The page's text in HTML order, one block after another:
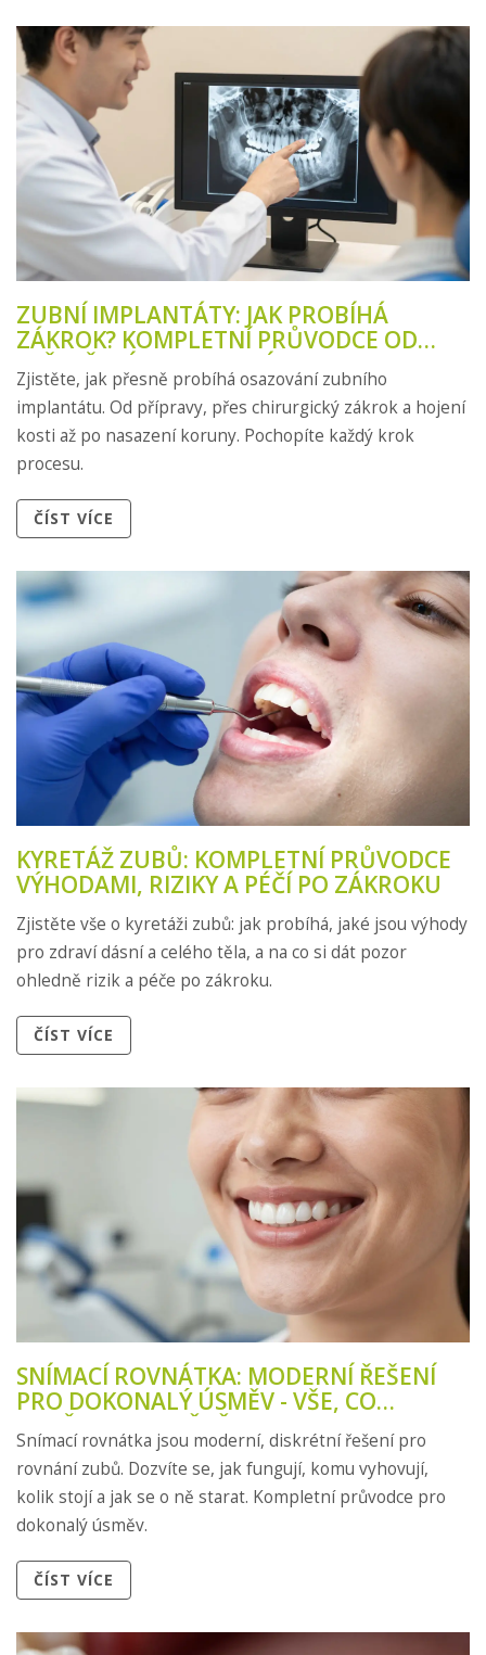
ZUBNÍ IMPLANTÁTY: JAK PROBÍHÁ
ZÁKROK? KOMPLETNÍ PRŮVODCE OD
VYŠETŘENÍ PO OSAZENÍ
Zjistěte, jak přesně probíhá osazování zubního
implantátu. Od přípravy, přes chirurgický zákrok a hojení
kosti až po nasazení koruny. Pochopíte každý krok
procesu.
ČÍST VÍCE
KYRETÁŽ ZUBŮ: KOMPLETNÍ PRŮVODCE
VÝHODAMI, RIZIKY A PÉČÍ PO ZÁKROKU
Zjistěte vše o kyretáži zubů: jak probíhá, jaké jsou výhody
pro zdraví dásní a celého těla, a na co si dát pozor
ohledně rizik a péče po zákroku.
ČÍST VÍCE
SNÍMACÍ ROVNÁTKA: MODERNÍ ŘEŠENÍ
PRO DOKONALÝ ÚSMĚV - VŠE, CO
POTŘEBUJETE VĚDĚT
Snímací rovnátka jsou moderní, diskrétní řešení pro
rovnání zubů. Dozvíte se, jak fungují, komu vyhovují,
kolik stojí a jak se o ně starat. Kompletní průvodce pro
dokonalý úsměv.
ČÍST VÍCE